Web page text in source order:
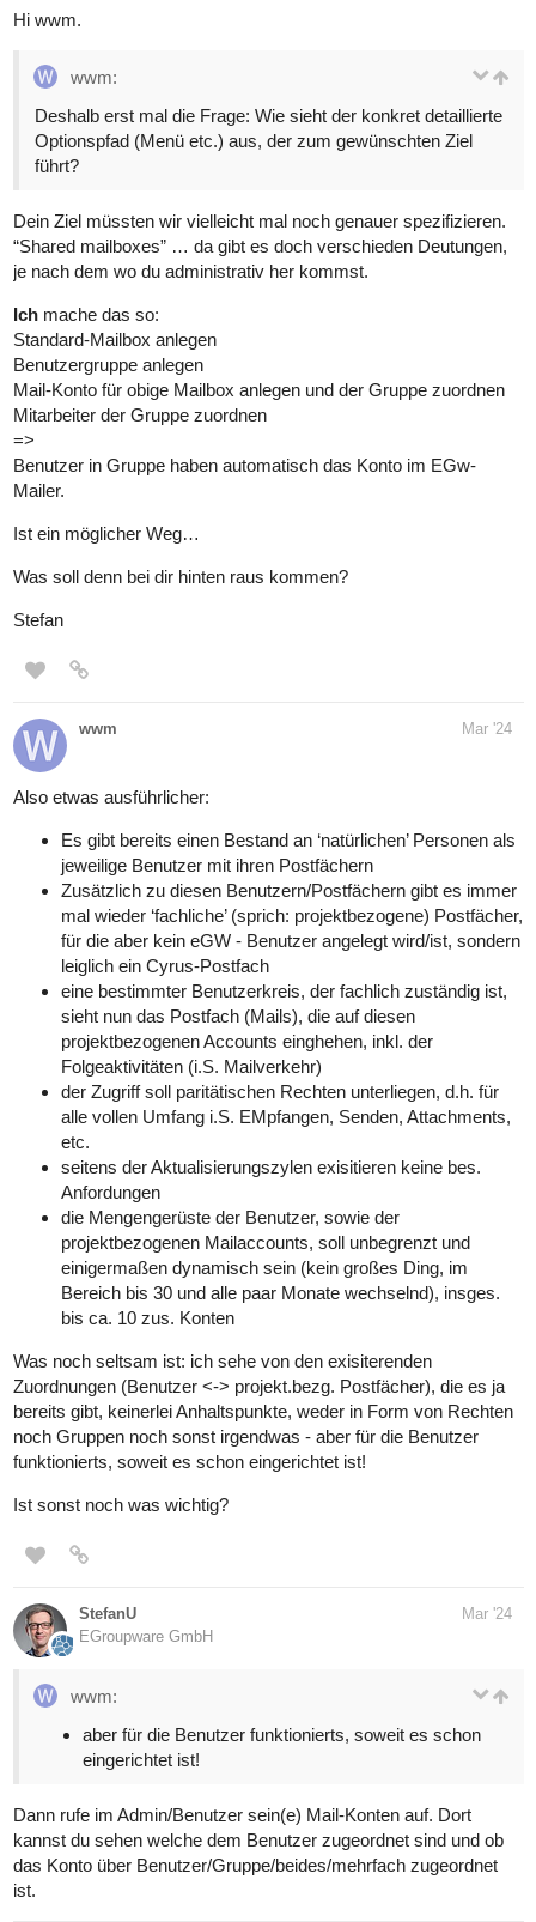
Hi wwm.
wwm:
Deshalb erst mal die Frage: Wie sieht der konkret detaillierte
Optionspfad (Menü etc.) aus, der zum gewünschten Ziel
führt?
Dein Ziel müssten wir vielleicht mal noch genauer spezifizieren.
“Shared mailboxes” … da gibt es doch verschieden Deutungen,
je nach dem wo du administrativ her kommst.
Ich mache das so:
Standard-Mailbox anlegen
Benutzergruppe anlegen
Mail-Konto für obige Mailbox anlegen und der Gruppe zuordnen
Mitarbeiter der Gruppe zuordnen
=>
Benutzer in Gruppe haben automatisch das Konto im EGw-
Mailer.
Ist ein möglicher Weg…
Was soll denn bei dir hinten raus kommen?
Stefan
wwm Mar '24
Also etwas ausführlicher:
Es gibt bereits einen Bestand an ‘natürlichen’ Personen als
jeweilige Benutzer mit ihren Postfächern
Zusätzlich zu diesen Benutzern/Postfächern gibt es immer
mal wieder ‘fachliche’ (sprich: projektbezogene) Postfächer,
für die aber kein eGW - Benutzer angelegt wird/ist, sondern
leiglich ein Cyrus-Postfach
eine bestimmter Benutzerkreis, der fachlich zuständig ist,
sieht nun das Postfach (Mails), die auf diesen
projektbezogenen Accounts einghehen, inkl. der
Folgeaktivitäten (i.S. Mailverkehr)
der Zugriff soll paritätischen Rechten unterliegen, d.h. für
alle vollen Umfang i.S. EMpfangen, Senden, Attachments,
etc.
seitens der Aktualisierungszylen exisitieren keine bes.
Anfordungen
die Mengengerüste der Benutzer, sowie der
projektbezogenen Mailaccounts, soll unbegrenzt und
einigermaßen dynamisch sein (kein großes Ding, im
Bereich bis 30 und alle paar Monate wechselnd), insges.
bis ca. 10 zus. Konten
Was noch seltsam ist: ich sehe von den exisiterenden
Zuordnungen (Benutzer <-> projekt.bezg. Postfächer), die es ja
bereits gibt, keinerlei Anhaltspunkte, weder in Form von Rechten
noch Gruppen noch sonst irgendwas - aber für die Benutzer
funktionierts, soweit es schon eingerichtet ist!
Ist sonst noch was wichtig?
StefanU
EGroupware GmbH
Mar '24
wwm:
aber für die Benutzer funktionierts, soweit es schon
eingerichtet ist!
Dann rufe im Admin/Benutzer sein(e) Mail-Konten auf. Dort
kannst du sehen welche dem Benutzer zugeordnet sind und ob
das Konto über Benutzer/Gruppe/beides/mehrfach zugeordnet
ist.